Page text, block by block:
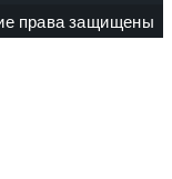
права защищены